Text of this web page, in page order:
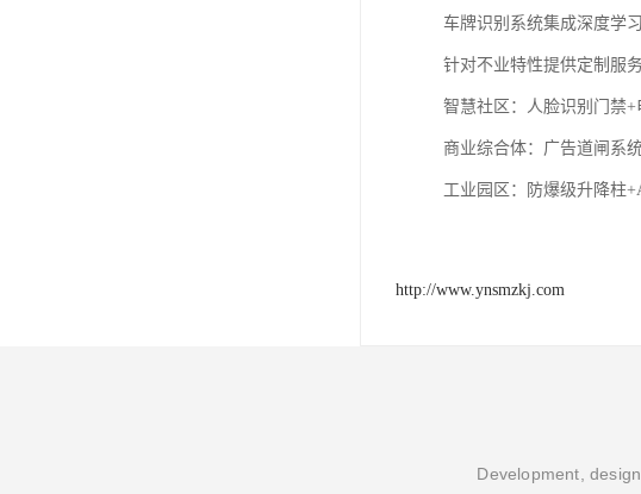
车牌识别系统集成深度学
针对不业特性提供定制服务
智慧社区‌：人脸识别门禁
商业综合体‌：广告道闸系
工业园区‌：防爆级升降柱
http://www.ynsmzkj.com
Development,